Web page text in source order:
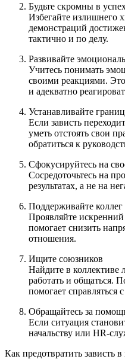
Будьте скромны в
Избегайте излишнего
демонстраций
тактично и по делу.
Развивайте
Учитесь понимать
своими реакциями.
и адекватно
Устанавливайте
Если зависть
уметь отстоять свои
обратиться к
Сфокусируйтесь на
Сосредоточьтесь на
результатах, а не на
Поддерживайте коллег
Проявляйте
помогает снизить
отношения.
Ищите союзников
Найдите в
работать и общаться.
помогает справляться
Обращайтесь за
Если ситуация
начальству или HR-
Как предотвратить зависть в